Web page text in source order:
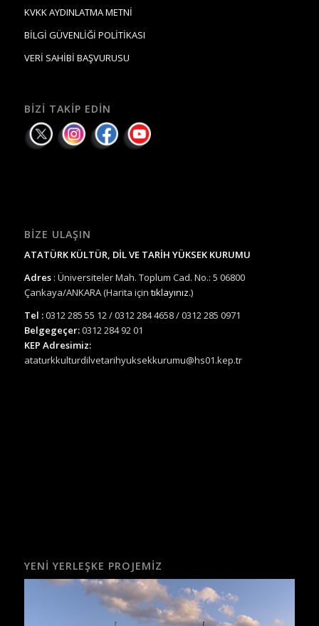
KVKK AYDINLATMA METNİ
BİLGİ GÜVENLİĞİ POLİTİKASI
VERİ SAHİBİ BAŞVURUSU
BIZI TAKIP EDIN
BIZE ULAŞIN
ATATÜRK KÜLTÜR, DİL VE TARİH YÜKSEK KURUMU
Adres : Üniversiteler Mah. Toplum Cad. No.: 5 06800
Çankaya/ANKARA (Harita için tıklayınız.)
Tel :0312 285 55 12 / 0312 284 4658 / 0312 285 0971
Belgegeçer:0312 284 92 01
KEP Adresimiz:
ataturkkulturdilvetarihyuksekkurumu@hs01.kep.tr
YENI YERLEŞKE PROJEMIZ